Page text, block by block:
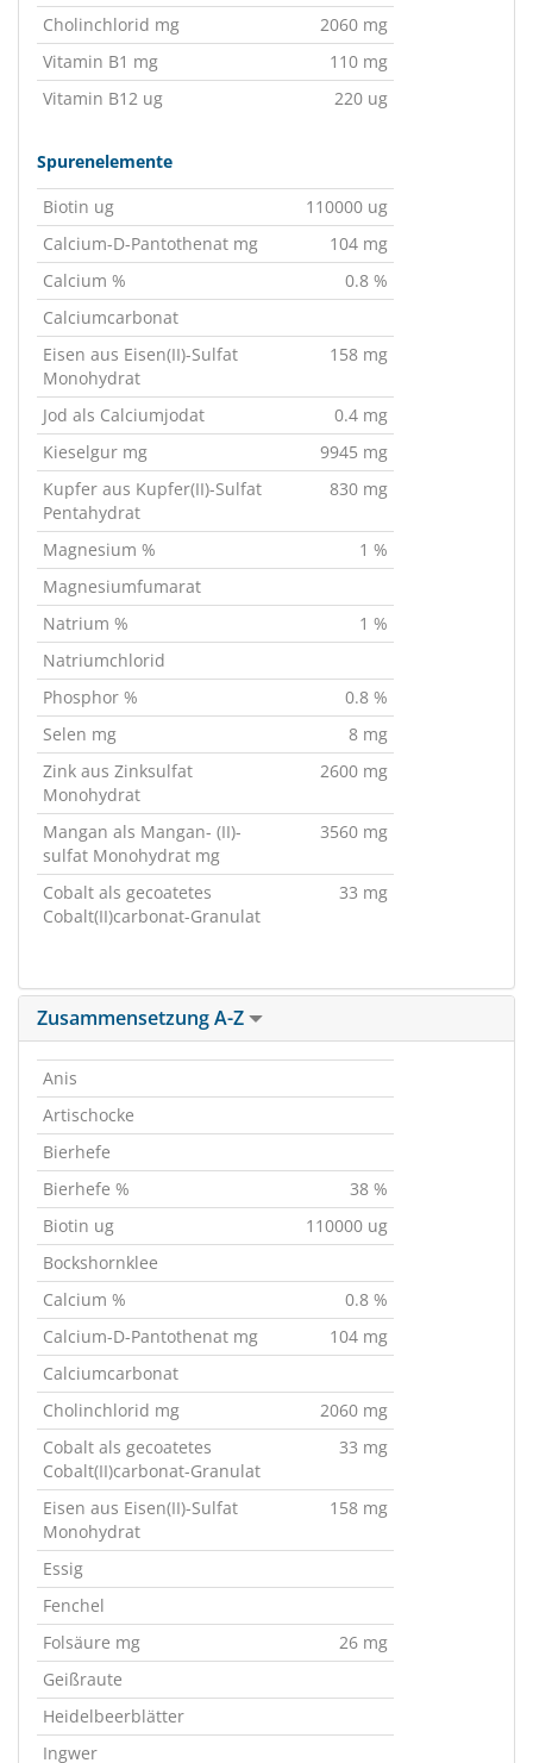
Cholinchlorid mg
2060 mg
Vitamin B1 mg
110 mg
Vitamin B12 ug
220 ug
Spurenelemente
Biotin ug
110000 ug
Calcium-D-Pantothenat mg
104 mg
Calcium %
0.8 %
Calciumcarbonat
Eisen aus Eisen(II)-Sulfat
Monohydrat
158 mg
Jod als Calciumjodat
0.4 mg
Kieselgur mg
9945 mg
Kupfer aus Kupfer(II)-Sulfat
Pentahydrat
830 mg
Magnesium %
1 %
Magnesiumfumarat
Natrium %
1 %
Natriumchlorid
Phosphor %
0.8 %
Selen mg
8 mg
Zink aus Zinksulfat
Monohydrat
2600 mg
Mangan als Mangan- (II)-
sulfat Monohydrat mg
3560 mg
Cobalt als gecoatetes
Cobalt(II)carbonat-Granulat
33 mg
Zusammensetzung A-Z
Anis
Artischocke
Bierhefe
Bierhefe %
38 %
Biotin ug
110000 ug
Bockshornklee
Calcium %
0.8 %
Calcium-D-Pantothenat mg
104 mg
Calciumcarbonat
Cholinchlorid mg
2060 mg
Cobalt als gecoatetes
Cobalt(II)carbonat-Granulat
33 mg
Eisen aus Eisen(II)-Sulfat
Monohydrat
158 mg
Essig
Fenchel
Folsäure mg
26 mg
Geißraute
Heidelbeerblätter
Ingwer